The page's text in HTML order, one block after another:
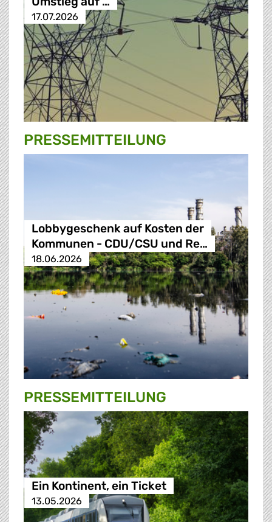
17.07.2026
PRESSE­MITTEILUNG
Lobbygeschenk auf Kosten der
Kommunen - CDU/CSU und Re…
18.06.2026
PRESSE­MITTEILUNG
Ein Kontinent, ein Ticket
13.05.2026